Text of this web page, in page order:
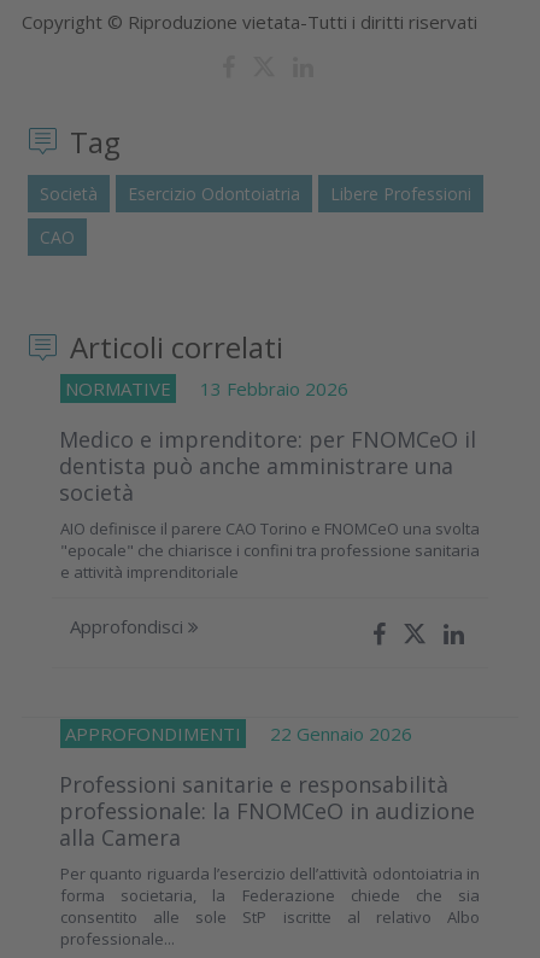
Copyright © Riproduzione vietata-Tutti i diritti riservati
Tag
Società Esercizio Odontoiatria
Libere Professioni
CAO
Articoli correlati
NORMATIVE 13 Febbraio 2026
Medico e imprenditore: per FNOMCeO il
dentista può anche amministrare una
società
AIO definisce il parere CAO Torino e FNOMCeO una svolta
"epocale" che chiarisce i confini tra professione sanitaria
e attività imprenditoriale
Approfondisci
APPROFONDIMENTI 22 Gennaio 2026
Professioni sanitarie e responsabilità
professionale: la FNOMCeO in audizione
alla Camera
Per quanto riguarda l’esercizio dell’attività odontoiatria in
forma societaria, la Federazione chiede che sia
consentito alle sole StP iscritte al relativo Albo
professionale...